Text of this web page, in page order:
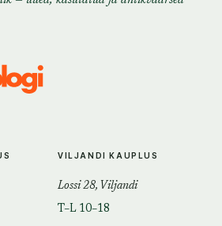
VILJANDI KAUPLUS
Lossi 28, Viljandi
T–L 10–18